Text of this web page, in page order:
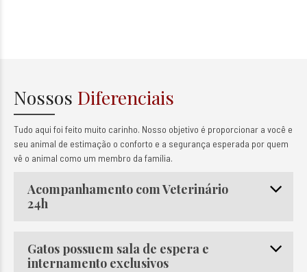
Nossos Diferenciais
Tudo aqui foi feito muito carinho. Nosso objetivo é proporcionar a você e
seu animal de estimação o conforto e a segurança esperada por quem
vê o animal como um membro da família.
Acompanhamento com Veterinário
24h
Gatos possuem sala de espera e
internamento exclusivos